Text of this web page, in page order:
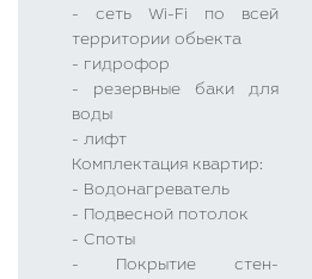
- сеть Wi-Fi по всей
территории обьекта
- гидрофор
- резервные баки для
воды
- лифт
Комплектация квартир:
- Водонагреватель
- Подвесной потолок
- Споты
- Покрытие стен-